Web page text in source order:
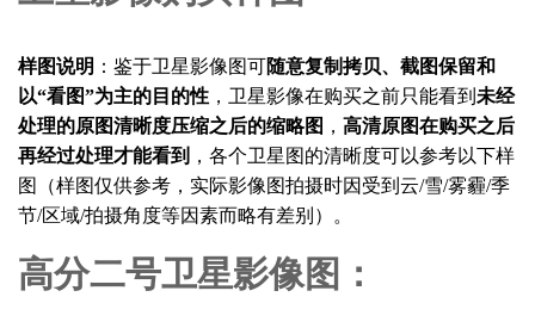
样图说明 ：鉴于卫星影像图可随意复制拷贝、截图保留和
以“看图”为主的目的性 ，卫星影像在购买之前只能看到 未经
处理的原图清晰度压缩之后的缩略图 ， 高清原图在购买之后
再经过处理才能看到 ，各个卫星图的清晰度可以参考以下样
图（样图仅供参考，实际影像图拍摄时因受到云/雪/雾霾/季
节/区域/拍摄角度等因素而略有差别）。
高分二号卫星影像图：